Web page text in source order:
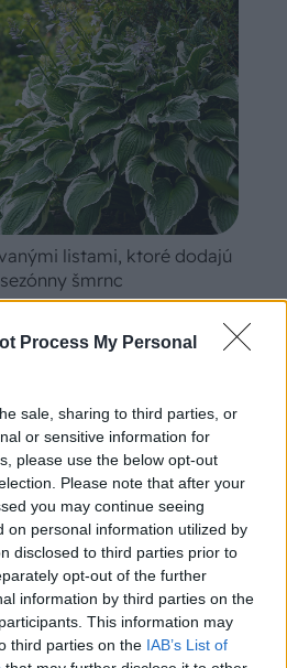
Process My Personal
sale, sharing to third parties, or
or sensitive information for
please use the below opt-out
Please note that after your
you may continue seeing
on personal information utilized by
disclosed to third parties prior to
opt-out of the further
information by third parties on the
This information may
third parties on the IAB’s List of
listami, ktoré dodajú
šmrnc
brezovú metlu, ktorá
takto vyrobil už stovky